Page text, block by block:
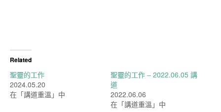
Related
聖靈的工作
2024.05.20
在「講道重溫」中
聖靈的工作 – 2022.06.05 講
道
2022.06.06
在「講道重溫」中